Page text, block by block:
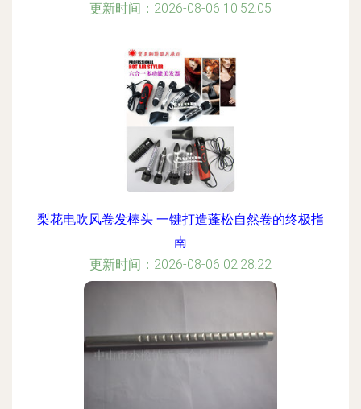
更新时间：2026-08-06 10:52:05
梨花电吹风卷发棒头 一键打造蓬松自然卷的终极指
南
更新时间：2026-08-06 02:28:22